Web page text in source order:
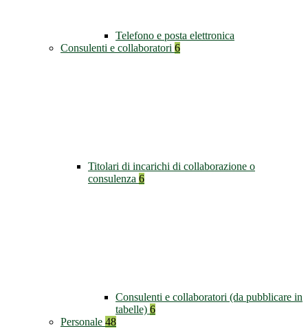
Telefono e posta elettronica
Consulenti e collaboratori 6
Titolari di incarichi di collaborazione o
consulenza 6
Consulenti e collaboratori (da pubblicare in
tabelle) 6
Personale 48